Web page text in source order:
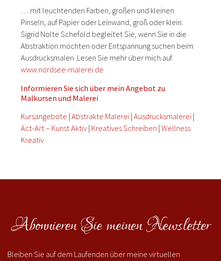
… mit leuchtenden Farben, großen und kleinen
Pinseln, auf Papier oder Leinwand, groß oder klein.
Sigrid Nolte Schefold begleitet Sie, wenn Sie in die
Abstraktion möchten oder Entspannung suchen beim
Ausdrucksmalen. Lesen Sie mehr über mich auf
www.nordsee-malerei.de
Informieren Sie sich über mein Angebot zu
Malkursen und Malerei
Kursangebote |Abstrakte Malerei |Ausdrucksmalerei |
Act-Art – Kunst Aktiv | Kreatives Schreiben |Wellness
Kreativ
Abonnieren Sie meinen Newsletter
Bleiben Sie auf dem Laufenden über meine virtuellen